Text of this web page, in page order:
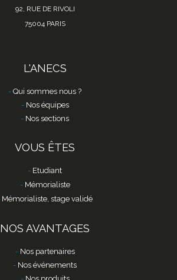
92, RUE DE RIVOLI
75004 PARIS
L'ANECS
Qui sommes nous ?
Nos équipes
Nos sections
VOUS ÊTES
Etudiant
Mémorialiste
Mémorialiste, stage validé
NOS AVANTAGES
Nos partenaires
Nos événements